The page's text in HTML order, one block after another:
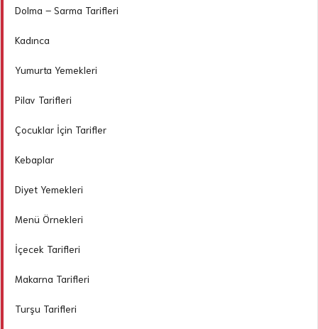
Dolma – Sarma Tarifleri
Kadınca
Yumurta Yemekleri
Pilav Tarifleri
Çocuklar İçin Tarifler
Kebaplar
Diyet Yemekleri
Menü Örnekleri
İçecek Tarifleri
Makarna Tarifleri
Turşu Tarifleri